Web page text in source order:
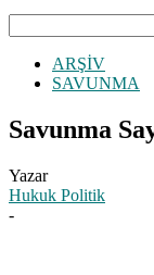
ARŞİV
SAVUNMA
Savunma
Yazar
Hukuk Politik
-